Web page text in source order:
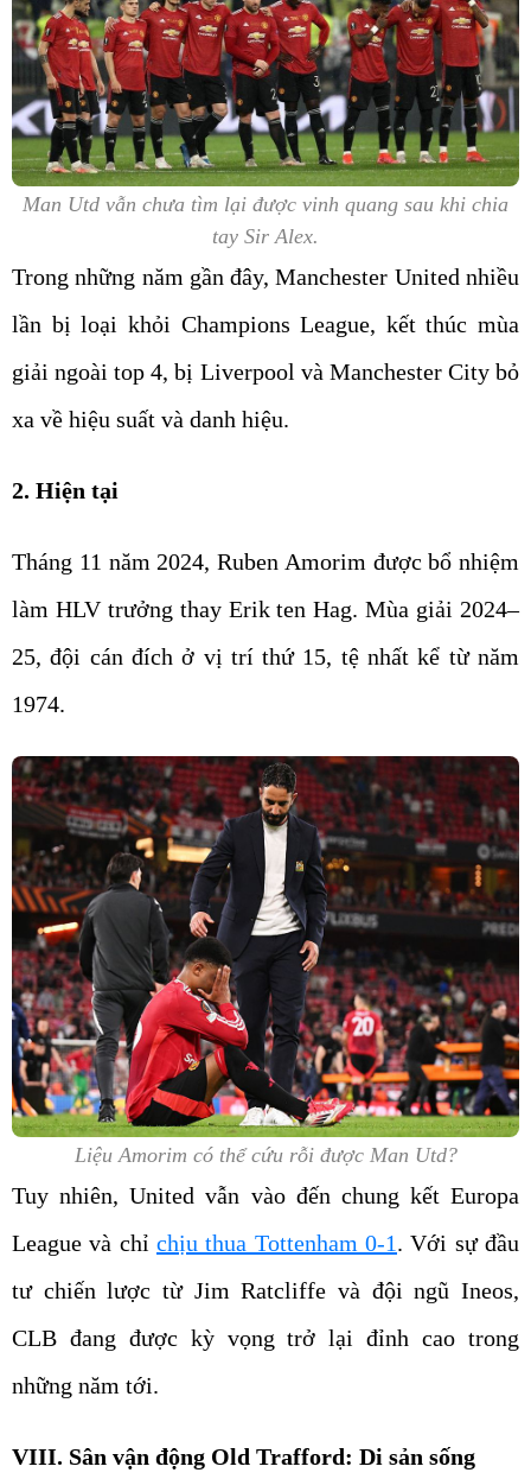
Man Utd vẫn chưa tìm lại được vinh quang sau khi chia
tay Sir Alex.
Trong những năm gần đây, Manchester United nhiều
lần bị loại khỏi Champions League, kết thúc mùa
giải ngoài top 4, bị Liverpool và Manchester City bỏ
xa về hiệu suất và danh hiệu.
2. Hiện tại
Tháng 11 năm 2024, Ruben Amorim được bổ nhiệm
làm HLV trưởng thay Erik ten Hag. Mùa giải 2024–
25, đội cán đích ở vị trí thứ 15, tệ nhất kể từ năm
1974.
Liệu Amorim có thể cứu rỗi được Man Utd?
Tuy nhiên, United vẫn vào đến chung kết Europa
League và chỉ chịu thua Tottenham 0-1. Với sự đầu
tư chiến lược từ Jim Ratcliffe và đội ngũ Ineos,
CLB đang được kỳ vọng trở lại đỉnh cao trong
những năm tới.
VIII. Sân vận động Old Trafford: Di sản sống